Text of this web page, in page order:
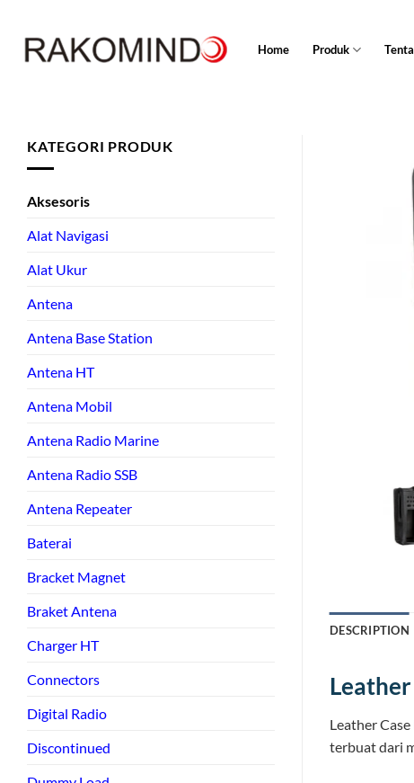
content
Home Produk
KATEGORI PRODUK
Aksesoris
Alat Navigasi
Alat Ukur
Antena
Antena Base Station
Antena HT
Antena Mobil
Antena Radio Marine
Antena Radio SSB
Antena Repeater
Baterai
Bracket Magnet
Braket Antena
Charger HT
Connectors
Digital Radio
Discontinued
DESCRIPTION
Leather Case
terbuat dari